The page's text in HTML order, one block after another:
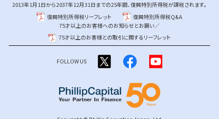
2013年1月1日から2037年12月31日までの25年間、復興特別所得税が課税されます。
復興特別所得税リーフレット
復興特別所得税Q&A
75才以上のお客様へのお知らせとお願い／
75才以上のお客様との取引に関するリーフレット
FOLLOW US